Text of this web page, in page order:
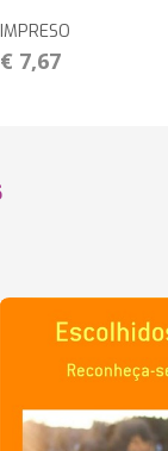
IMPRESO
€ 7,67